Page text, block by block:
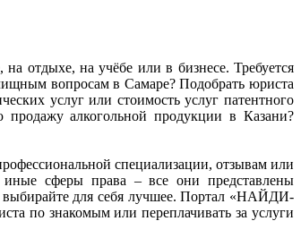
отдыхе, на учёбе или в бизнесе. Требуется
вопросам в Самаре? Подобрать юриста
услуг или стоимость услуг патентного
алкогольной продукции в Казани?
специализации, отзывам или
иные сферы права – все они представлены
выбирайте для себя лучшее. Портал «НАЙДИ-
по знакомым или переплачивать за услуги